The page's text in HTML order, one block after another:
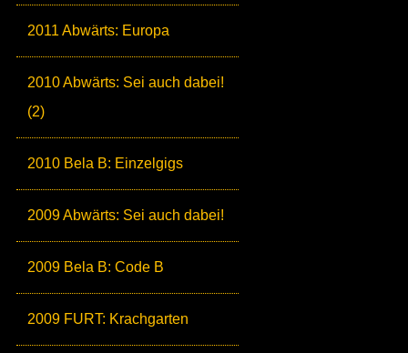
2011 Abwärts: Europa
2010 Abwärts: Sei auch dabei!
(2)
2010 Bela B: Einzelgigs
2009 Abwärts: Sei auch dabei!
2009 Bela B: Code B
2009 FURT: Krachgarten